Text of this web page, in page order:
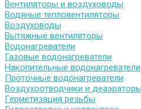
Вентиляторы и воздуховоды
Водяные тепловентиляторы
Воздуховоды
Вытяжные вентиляторы
Водонагреватели
Газовые водонагреватели
Накопительные водонагреватели
Проточные водонагреватели
Воздухоотводчики и деаэраторы
Герметизация резьбы